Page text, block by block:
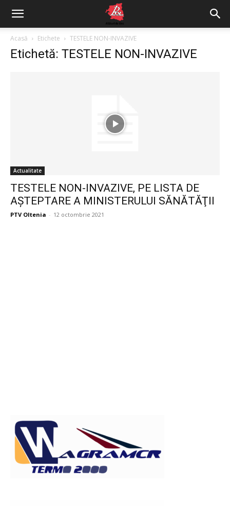
Acasă Etichete TESTELE NON-INVAZIVE
Etichetă: TESTELE NON-INVAZIVE
Actualitate
TESTELE NON-INVAZIVE, PE LISTA DE
AŞTEPTARE A MINISTERULUI SĂNĂTĂŢII
PTV Oltenia - 12 octombrie 2021